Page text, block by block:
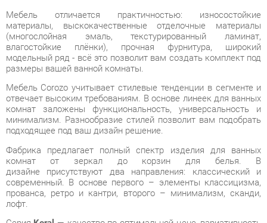
влагостойкие плёнки), прочная фурнитура, широкий
модельный ряд - всё это позволит вам создать комплект под
размеры вашей ванной комнаты.
Мебель Corozo учитывает стилевые тенденции в сегменте и
отвечает высоким требованиям. В основе линеек для ванных
комнат заложены функциональность, универсальность и
минимализм. Разнообразие стилей позволит вам подобрать
подходящее под ваш дизайн решение.
Фабрика предлагает полный спектр изделия для ванных
комнат от зеркал до корзин для белья. В
дизайне присутствуют два направления: классический и
прованса, ретро и кантри, второго – минимализм, сканди,
лофт.
СерияKoral— качество по оптимальной цене, вариативность
комплектов, фасады в плёнке. Подходит для разных
стилевых направлений как просторных, так и компактных
помещений.